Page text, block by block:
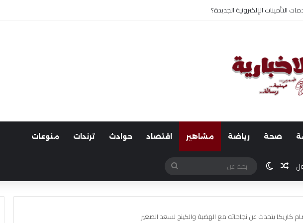
صحة رياضة مشاهير اقتصاد حوادث ترندات منوعات
مقال عشوائي
الوضع المظلم
عن
كاريكا يتحدث عن نجاحاته مع الهضبة والكينج لسعد الصغير